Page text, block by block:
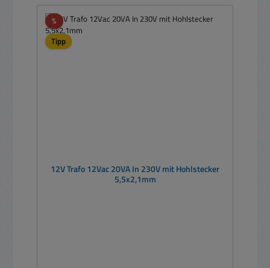
%Rabatt
Tipp
12V Trafo 12Vac 20VA In 230V mit Hohlstecker
5,5x2,1mm